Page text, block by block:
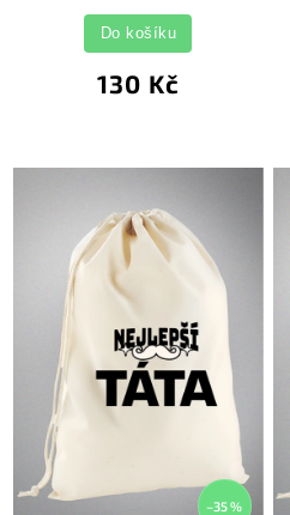
130 Kč
Do košíku
–35 %